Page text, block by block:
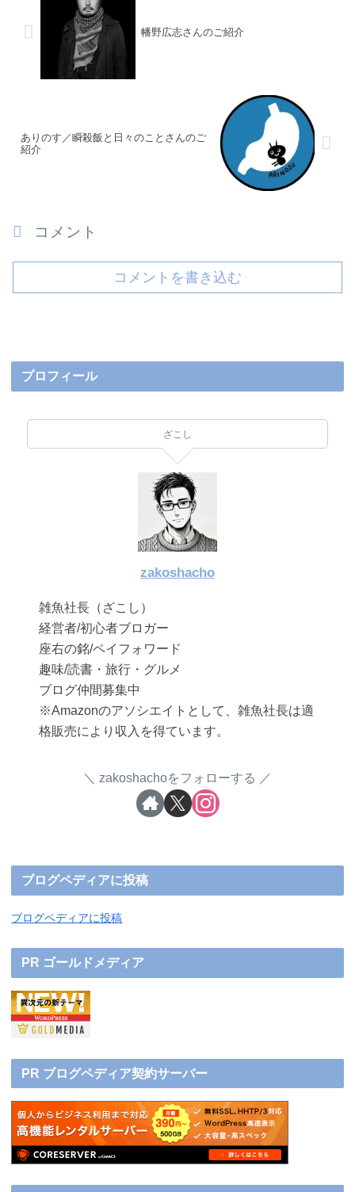
幡野広志さんのご紹介
ありのす／瞬殺飯と日々のことさんのご
紹介
コメント
コメントを書き込む
プロフィール
ざこし
zakoshacho
雑魚社長（ざこし）
経営者/初心者ブロガー
座右の銘/ペイフォワード
趣味/読書・旅行・グルメ
ブログ仲間募集中
※Amazonのアソシエイトとして、雑魚社長は適
格販売により収入を得ています。
zakoshachoをフォローする
ブログペディアに投稿
ブログペディアに投稿
PR ゴールドメディア
PR ブログペディア契約サーバー